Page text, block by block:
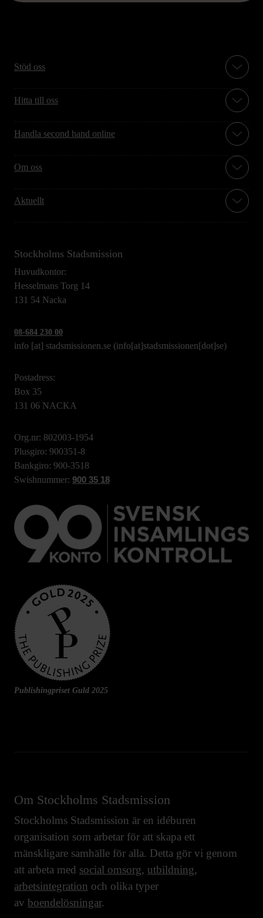
Stöd oss
Hitta till oss
Handla second hand online
Om oss
Aktuellt
Stockholms Stadsmission
Huvudkontor:
Hesselmans Torg 14
131 54 Nacka
08-684 230 00
info [at] stadsmissionen.se (info[at]stadsmissionen[dot]se)
Postadress:
Box 35
131 06 NACKA
Org.nr: 802003-1954
Plusgiro: 900351-8
Bankgiro: 900-3518
Swishnummer: 900 35 18
Publishingpriset Guld 2025
Om Stockholms Stadsmission
Stockholms Stadsmission är en idéburen
organisation som arbetar för att skapa ett
mänskligare samhälle för alla. Detta gör vi genom
att arbeta med social omsorg, utbildning,
arbetsintegration och olika typer
av boendelösningar.